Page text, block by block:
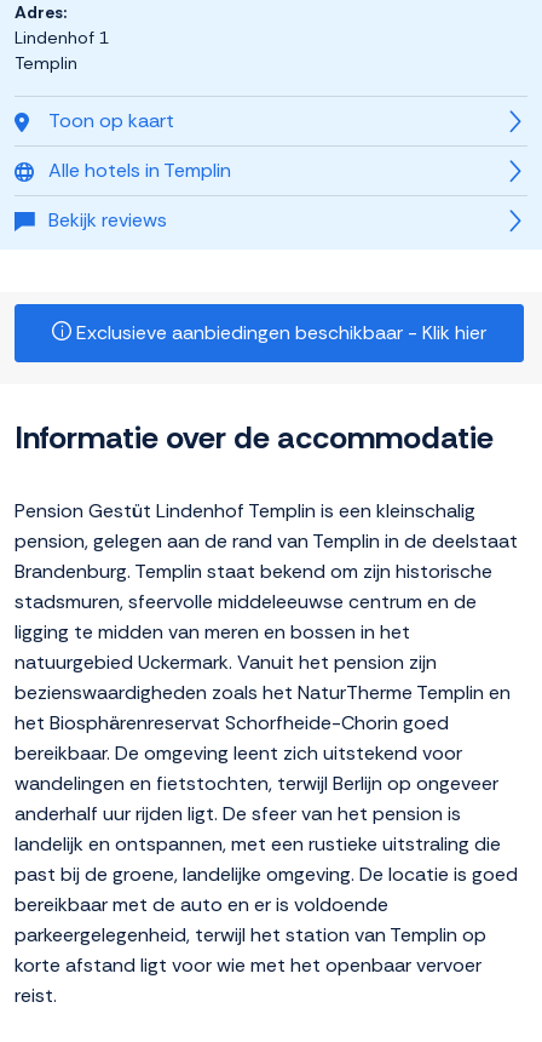
Toon op kaart
Alle hotels in Templin
Bekijk reviews
Adres:
Lindenhof 1
Templin
Exclusieve aanbiedingen beschikbaar - Klik hier
Informatie over de accommodatie
Pension Gestüt Lindenhof Templin is een kleinschalig
pension, gelegen aan de rand van Templin in de deelstaat
Brandenburg. Templin staat bekend om zijn historische
stadsmuren, sfeervolle middeleeuwse centrum en de
ligging te midden van meren en bossen in het
natuurgebied Uckermark. Vanuit het pension zijn
bezienswaardigheden zoals het NaturTherme Templin en
het Biosphärenreservat Schorfheide-Chorin goed
bereikbaar. De omgeving leent zich uitstekend voor
wandelingen en fietstochten, terwijl Berlijn op ongeveer
anderhalf uur rijden ligt. De sfeer van het pension is
landelijk en ontspannen, met een rustieke uitstraling die
past bij de groene, landelijke omgeving. De locatie is goed
bereikbaar met de auto en er is voldoende
parkeergelegenheid, terwijl het station van Templin op
korte afstand ligt voor wie met het openbaar vervoer
reist.